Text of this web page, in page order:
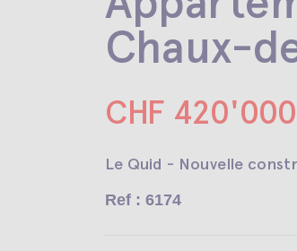
Chaux-
CHF
Le Quid - Nouvelle
Ref : 6174